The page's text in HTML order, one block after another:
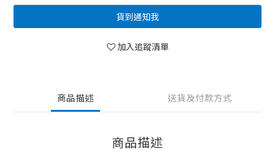
貨到通知我
加入追蹤清單
商品描述 送貨及付款方式
商品描述